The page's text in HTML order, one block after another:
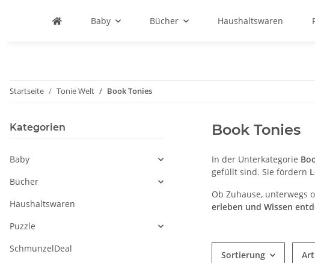
Baby Bücher Haushaltswaren
Startseite Tonie Welt Book Tonies
Book Tonies
In der Unterkategorie
gefüllt sind. Sie fördern
Ob Zuhause, unterwegs
erleben und Wissen
Sortierung
Kategorien
Baby
Bücher
Haushaltswaren
Puzzle
SchmunzelDeal